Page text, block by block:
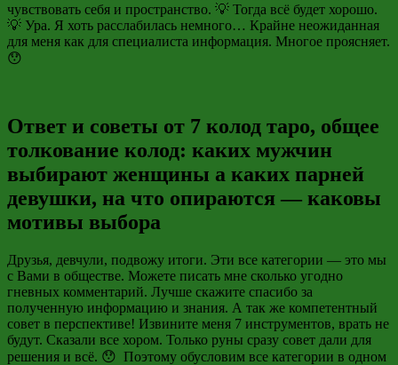
чувствовать себя и пространство. 💡 Тогда всё будет хорошо.
💡 Ура. Я хоть расслабилась немного… Крайне неожиданная
для меня как для специалиста информация. Многое проясняет.
😯
Ответ и советы от 7 колод таро, общее
толкование колод: каких мужчин
выбирают женщины а каких парней
девушки, на что опираются — каковы
мотивы выбора
Друзья, девчули, подвожу итоги. Эти все категории — это мы
с Вами в обществе. Можете писать мне сколько угодно
гневных комментарий. Лучше скажите спасибо за
полученную информацию и знания. А так же компетентный
совет в перспективе! Извините меня 7 инструментов, врать не
будут. Сказали все хором. Только руны сразу совет дали для
решения и всё. 😯 Поэтому обусловим все категории в одном